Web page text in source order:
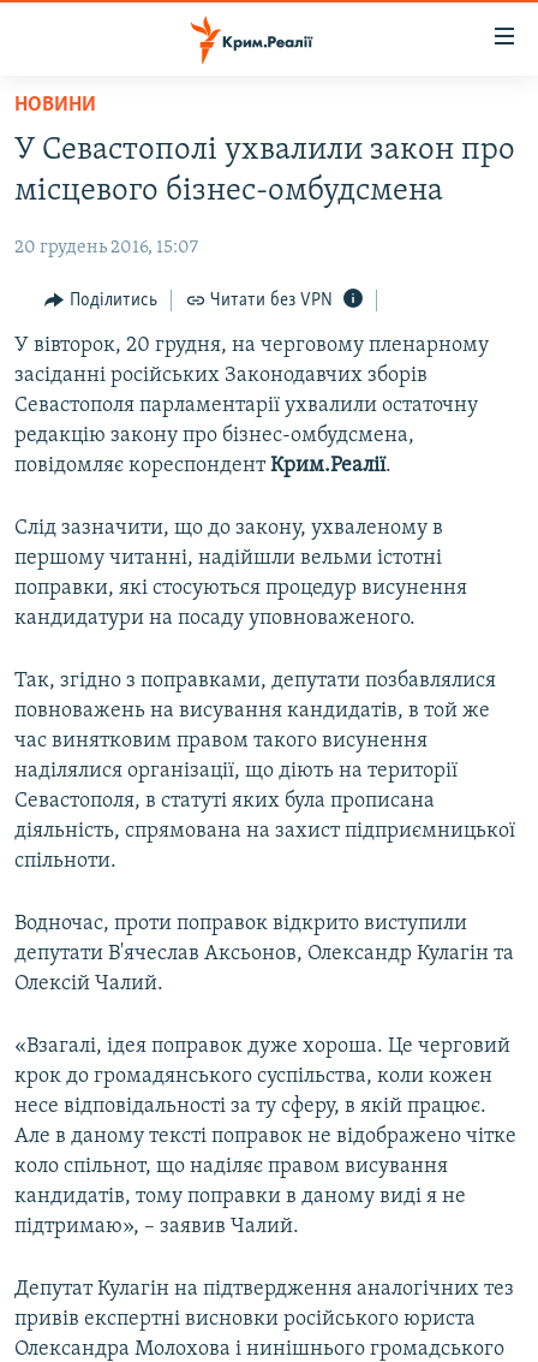
Перейти
основного
матеріалу
до
навігації
Перейти
до
пошуку
ПОЛІТИКА
БЛОГИ
ПОГЛЯД
ІНТЕРВ'Ю
ВСЕ ЗА ДЕНЬ
СПЕЦПРОЕКТИ
ВІДЕОУРОКИ «ELIFBE»
СВІДЧЕННЯ ОКУПАЦІЇ
ІНФОГРАФІКА
ЯК ОБІЙТИ БЛОКУВАННЯ
Русский
Qırımtatar
ДОЛУЧАЙСЯ!
Усі сайти RFE/RL
НОВИНИ
У Севастополі ухвалили закон про
місцевого бізнес-омбудсмена
20 грудень 2016, 15:07
Поділитись Читати без VPN
У вівторок, 20 грудня, на черговому пленарному
засіданні російських Законодавчих зборів
Севастополя парламентарії ухвалили остаточну
редакцію закону про бізнес-омбудсмена,
повідомляє кореспондентКрим.Реалії.
Слід зазначити, що до закону, ухваленому в
першому читанні, надійшли вельми істотні
поправки, які стосуються процедур висунення
кандидатури на посаду уповноваженого.
Так, згідно з поправками, депутати позбавлялися
повноважень на висування кандидатів, в той же
час винятковим правом такого висунення
наділялися організації, що діють на території
Севастополя, в статуті яких була прописана
діяльність, спрямована на захист підприємницької
спільноти.
Водночас, проти поправок відкрито виступили
депутати В'ячеслав Аксьонов, Олександр Кулагін та
Олексій Чалий.
«Взагалі, ідея поправок дуже хороша. Це черговий
крок до громадянського суспільства, коли кожен
несе відповідальності за ту сферу, в якій працює.
Але в даному тексті поправок не відображено чітке
коло спільнот, що наділяє правом висування
кандидатів, тому поправки в даному виді я не
підтримаю», – заявив Чалий.
Депутат Кулагін на підтвердження аналогічних тез
привів експертні висновки російського юриста
Олександра Молохова і нинішнього громадського